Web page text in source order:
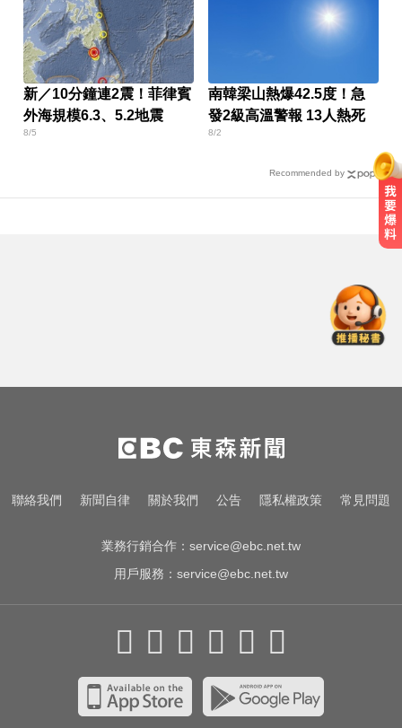
新／10分鐘連2震！菲律賓
外海規模6.3、5.2地震
8/5
南韓梁山熱爆42.5度！急
發2級高溫警報 13人熱死
8/2
Recommended by
者最高罰15萬
Google人工智慧部門高層人事大地
震 股價重挫4%
曾號召反女權集會！36歲網紅陳屍
聯絡我們 新聞自律 關於我們 公告 隱私權政策 常見問題
業務行銷合作： service@ebc.net.tw
用戶服務： service@ebc.net.tw